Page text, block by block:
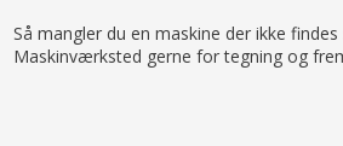
Så mangler du en maskine der ikke findes
Maskinværksted gerne for tegning og